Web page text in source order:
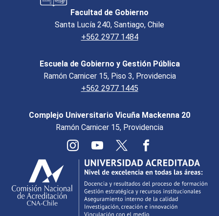
Facultad de Gobierno
Santa Lucía 240, Santiago, Chile
+562 2977 1484
Escuela de Gobierno y Gestión Pública
Ramón Carnicer 15, Piso 3, Providencia
+562 2977 1445
Complejo Universitario Vicuña Mackenna 20
Ramón Carnicer 15, Providencia